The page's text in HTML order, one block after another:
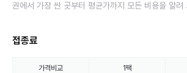
권에서 가장 싼 곳부터 평균가까지 모든 비용을 알려
접종료
가격비교 1팩